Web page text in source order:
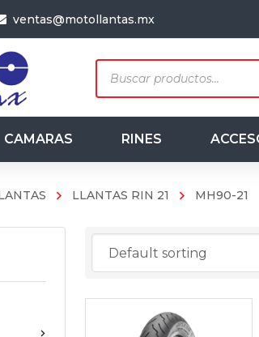
ventas@motollantas.mx
search
3.50-8
CAMARAS RINES
LLANTAS RIN 21 MH90-21